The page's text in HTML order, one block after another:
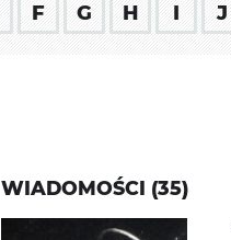
F G H I J
WIADOMOŚCI (35)